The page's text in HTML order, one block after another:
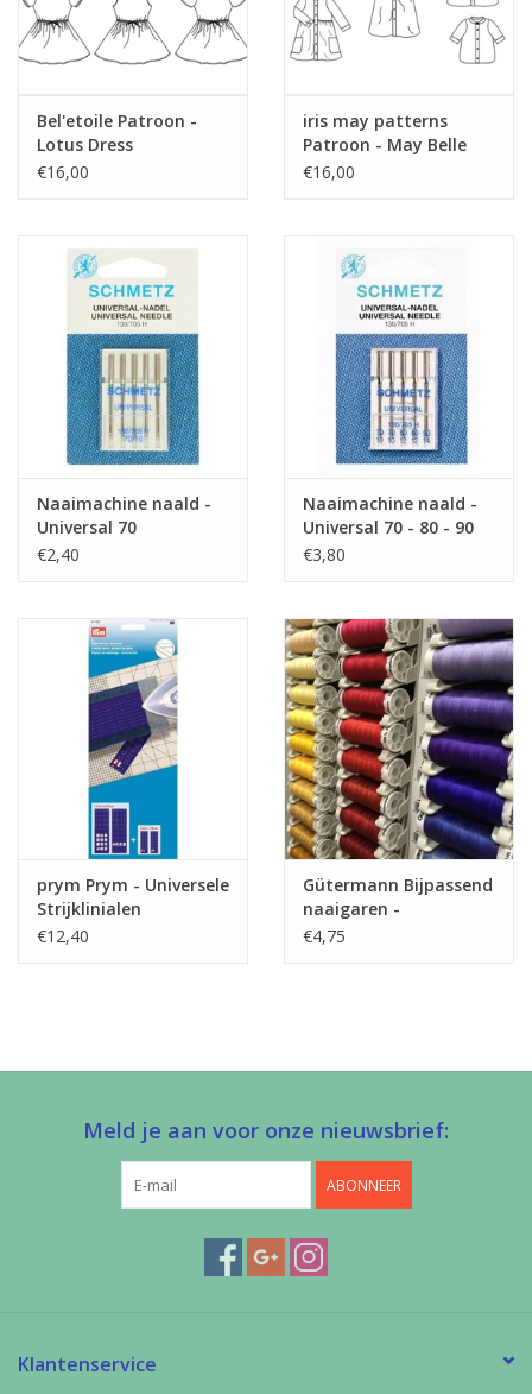
Bel'etoile Patroon -
Lotus Dress
€16,00
iris may patterns
Patroon - May Belle
Jurk
€16,00
Naaimachine naald -
Universal 70
€2,40
Naaimachine naald -
Universal 70 - 80 - 90
€3,80
prym Prym - Universele
Strijklinialen
€12,40
Gütermann Bijpassend
naaigaren -
Allesnaaigaren 200m
€4,75
Meld je aan voor onze nieuwsbrief:
ABONNEER
Klantenservice